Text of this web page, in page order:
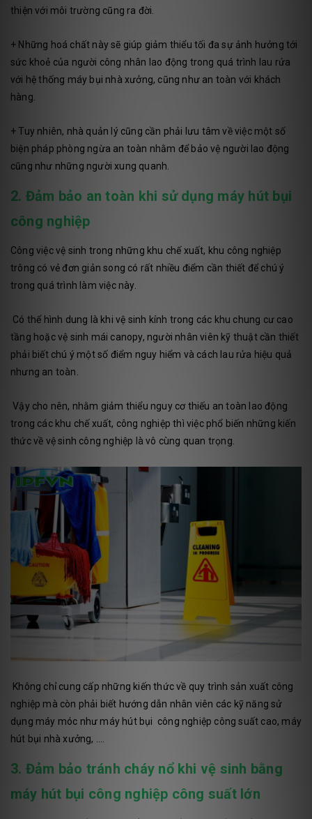
thiện với môi trường cũng ra đời.
+ Những hoá chất này sẽ giúp giảm thiểu tối đa sự ảnh hưởng tới
sức khoẻ của người công nhân lao động trong quá trình lau rửa
với hệ thống máy bụi nhà xưởng, cũng như an toàn với khách
hàng.
+ Tuy nhiên, nhà quản lý cũng cần phải lưu tâm về việc một số
biện pháp phòng ngừa an toàn nhằm để bảo vệ người lao động
cũng như những người xung quanh.
2. Đảm bảo an toàn khi sử dụng máy hút bụi
công nghiệp
Công việc vệ sinh trong những khu chế xuất, khu công nghiệp
trông có vẻ đơn giản song có rất nhiều điểm cần thiết để chú ý
trong quá trình làm việc này.
Có thể hình dung là khi vệ sinh kính trong các khu chung cư cao
tầng hoặc vệ sinh mái canopy, người nhân viên kỹ thuật cần thiết
phải biết chú ý một số điểm nguy hiểm và cách lau rửa hiệu quả
nhưng an toàn.
Vậy cho nên, nhằm giảm thiểu nguy cơ thiếu an toàn lao động
trong các khu chế xuất, công nghiệp thì việc phổ biến những kiến
thức về vệ sinh công nghiệp là vô cùng quan trọng.
Không chỉ cung cấp những kiến thức về quy trình sản xuất công
nghiệp mà còn phải biết hướng dẫn nhân viên các kỹ năng sử
dụng máy móc như máy hút bụi công nghiệp công suất cao, máy
hút bụi nhà xưởng, ....
3. Đảm bảo tránh cháy nổ khi vệ sinh bằng
máy hút bụi công nghiệp công suất lớn